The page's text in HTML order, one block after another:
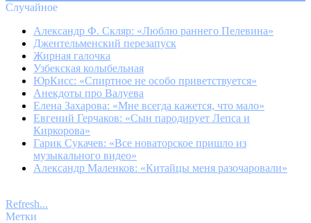
Случайное
Александр Ф. Скляр: «Люблю раннего Пелевина»
Джентельменский перезапуск
Жирная галочка
Узбекская колыбельная
ЮрКисс: «Спиртное не особо приветствуется»
Анекдоты про Валуева
Елена Захарова: «Мне всегда кажется, что мало»
Евгений Герчаков: «Сын пародирует Лепса и
Киркорова»
Гарик Сукачев: «Все новаторское пришло из
музыкального видео»
Александр Маленков: «Китайцы меня разочаровали»
Refresh...
Метки